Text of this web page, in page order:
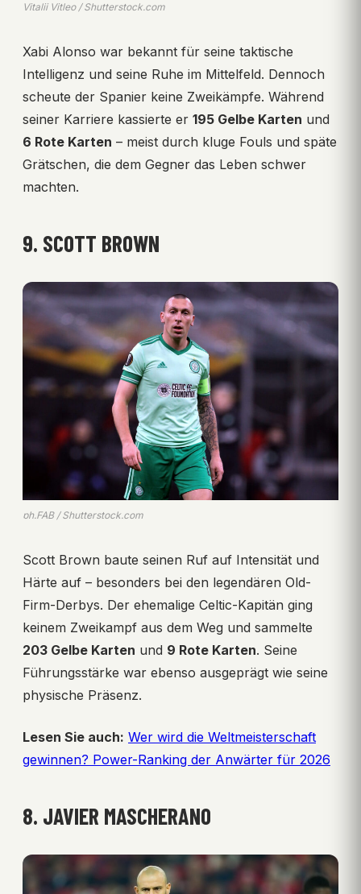
Vitalii Vitleo / Shutterstock.com
Xabi Alonso war bekannt für seine taktische
Intelligenz und seine Ruhe im Mittelfeld. Dennoch
scheute der Spanier keine Zweikämpfe. Während
seiner Karriere kassierte er 195 Gelbe Karten und
6 Rote Karten – meist durch kluge Fouls und späte
Grätschen, die dem Gegner das Leben schwer
machten.
9. SCOTT BROWN
ph.FAB / Shutterstock.com
Scott Brown baute seinen Ruf auf Intensität und
Härte auf – besonders bei den legendären Old-
Firm-Derbys. Der ehemalige Celtic-Kapitän ging
keinem Zweikampf aus dem Weg und sammelte
203 Gelbe Karten und 9 Rote Karten. Seine
Führungsstärke war ebenso ausgeprägt wie seine
physische Präsenz.
Lesen Sie auch: Wer wird die Weltmeisterschaft
gewinnen? Power-Ranking der Anwärter für 2026
8. JAVIER MASCHERANO